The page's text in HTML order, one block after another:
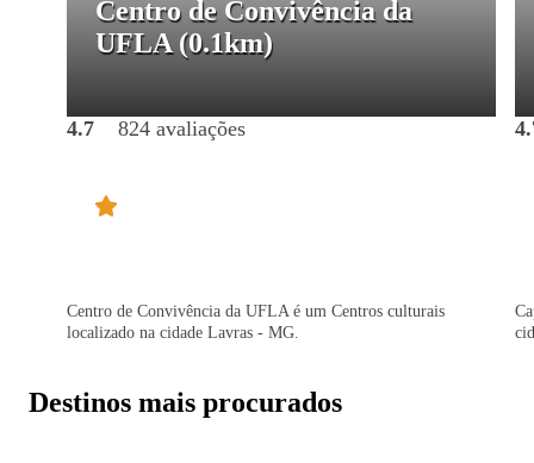
Centro de Convivência da
UFLA (0.1km)
4.7 824 avaliações
Centro de Convivência da UFLA é um Centros culturais
localizado na cidade Lavras - MG.
Destinos mais procurados